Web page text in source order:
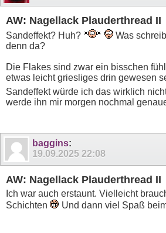
AW: Nagellack Plauderthread II
Sandeffekt? Huh?
Was
denn da?
Die Flakes sind zwar ein bisschen
etwas leicht griesliges drin gewesen
Sandeffekt würde ich das wirklich
werde ihn mir morgen nochmal
baggins:
19.09.2025 22:08
AW: Nagellack Plauderthread II
Ich war auch erstaunt. Vielleicht
Schichten
Und dann viel Spaß